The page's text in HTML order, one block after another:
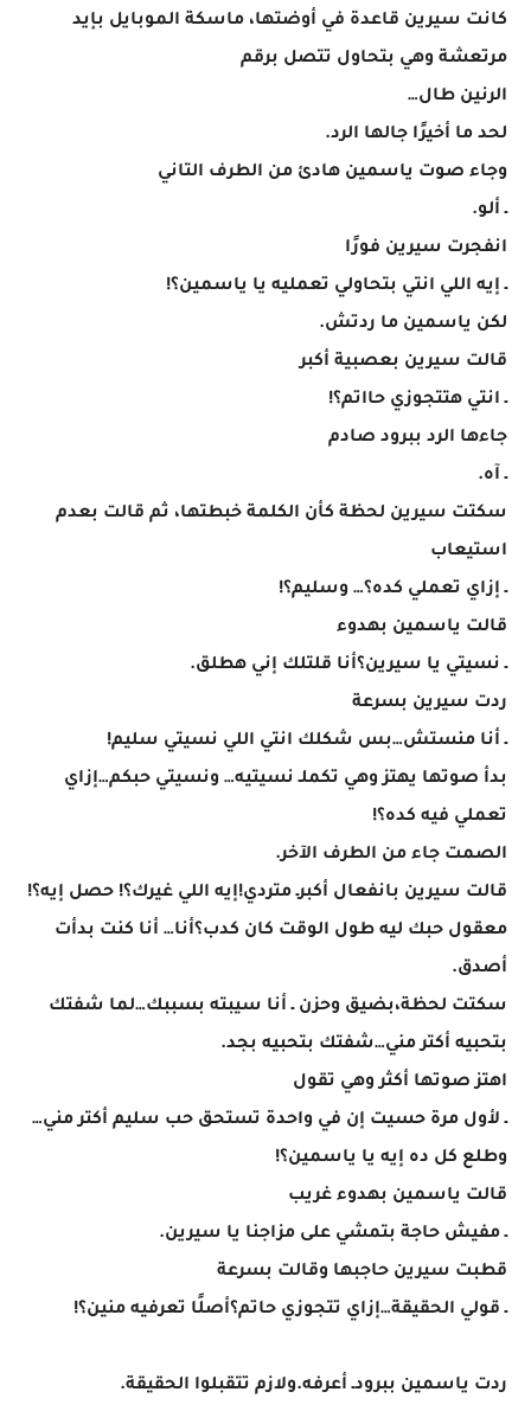
كانت سيرين قاعدة في أوضتها، ماسكة الموبايل بإيد
مرتعشة وهي بتحاول تتصل برقم
الرنين طال…
لحد ما أخيرًا جالها الرد.
وجاء صوت ياسمين هادئ من الطرف التاني
ـ ألو.
انفجرت سيرين فورًا
ـ إيه اللي انتي بتحاولي تعمليه يا ياسمين؟!
لكن ياسمين ما ردتش.
قالت سيرين بعصبية أكبر
ـ انتي هتتجوزي حااتم؟!
جاءها الرد ببرود صادم
ـ آه.
سكتت سيرين لحظة كأن الكلمة خبطتها، ثم قالت بعدم
استيعاب
ـ إزاي تعملي كده؟… وسليم؟!
قالت ياسمين بهدوء
ـ نسيتي يا سيرين؟أنا قلتلك إني هطلق.
ردت سيرين بسرعة
ـ أنا منستش…بس شكلك انتي اللي نسيتي سليم!
بدأ صوتها يهتز وهي تكملـ نسيتيه… ونسيتي حبكم…إزاي
تعملي فيه كده؟!
الصمت جاء من الطرف الآخر.
قالت سيرين بانفعال أكبرـ متردي!إيه اللي غيرك؟! حصل إيه؟!
معقول حبك ليه طول الوقت كان كدب؟أنا… أنا كنت بدأت
أصدق.
سكتت لحظة،بضيق وحزن ـ أنا سيبته بسببك…لما شفتك
بتحبيه أكتر مني…شفتك بتحبيه بجد.
اهتز صوتها أكثر وهي تقول
ـ لأول مرة حسيت إن في واحدة تستحق حب سليم أكتر مني…
وطلع كل ده إيه يا ياسمين؟!
قالت ياسمين بهدوء غريب
ـ مفيش حاجة بتمشي على مزاجنا يا سيرين.
قطبت سيرين حاجبها وقالت بسرعة
ـ قولي الحقيقة…إزاي تتجوزي حاتم؟أصلًا تعرفيه منين؟!
ردت ياسمين ببرودـ أعرفه.ولازم تتقبلوا الحقيقة.